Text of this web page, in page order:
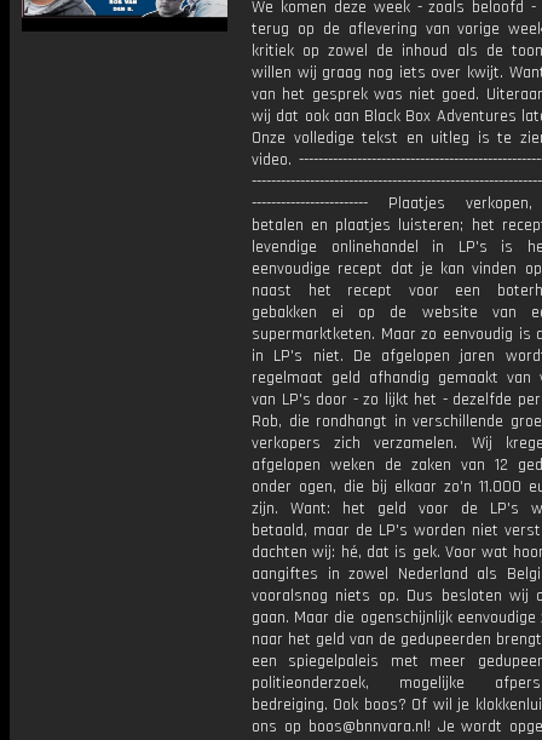
We komen deze week - zoals beloofd -
terug op de aflevering van vorige
kritiek op zowel de inhoud als de
willen wij graag nog iets over kwijt.
van het gesprek was niet goed.
wij dat ook aan Black Box Adventures
Onze volledige tekst en uitleg is te
video.
------------------------ Plaatjes
betalen en plaatjes luisteren; het
levendige onlinehandel in LP's is
eenvoudige recept dat je kan vinden
naast het recept voor een
gebakken ei op de website van
supermarktketen. Maar zo eenvoudig is
in LP's niet. De afgelopen jaren
regelmaat geld afhandig gemaakt van
van LP's door - zo lijkt het - dezelfde
Rob, die rondhangt in verschillende
verkopers zich verzamelen. Wij
afgelopen weken de zaken van 12
onder ogen, die bij elkaar zo'n 11.000
zijn. Want: het geld voor de LP's
betaald, maar de LP's worden niet
dachten wij: hé, dat is gek. Voor wat
aangiftes in zowel Nederland als
vooralsnog niets op. Dus besloten wij
gaan. Maar die ogenschijnlijk
naar het geld van de gedupeerden
een spiegelpaleis met meer
politieonderzoek, mogelijke
bedreiging. Ook boos? Of wil je
ons op boos@bnnvara.nl! Je wordt